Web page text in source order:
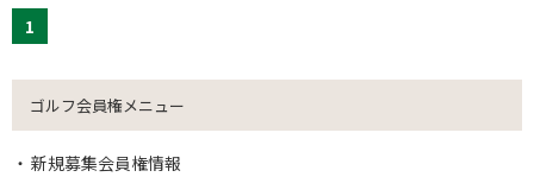
1
ゴルフ会員権メニュー
新規募集会員権情報